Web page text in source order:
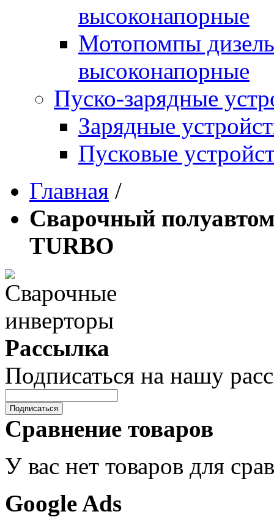
высоконапорные
Мотопомпы
высоконапорные
Пуско-зарядные
Зарядные
Пусковые
Главная /
Сварочный
TURBO
Рассылка
Подписаться на нашу
Подписаться
Сравнение товаров
У вас нет товаров для
Google Ads